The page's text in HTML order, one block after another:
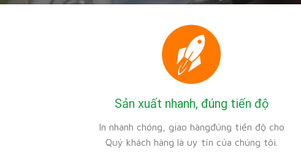
Sản xuất nhanh, đúng tiến độ
In nhanh chóng, giao hàngđúng tiến độ cho
Quý khách hàng là uy tín của chúng tôi.